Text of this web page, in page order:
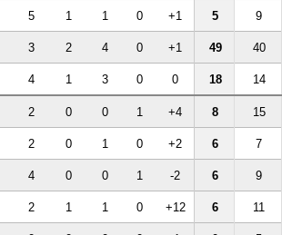
5 1 1 0 +1 5 9
3 2 4 0 +1 49 40
4 1 3 0 0 18 14
2 0 0 1 +4 8 15
2 0 1 0 +2 6 7
4 0 0 1 -2 6 9
2 1 1 0 +12 6 11